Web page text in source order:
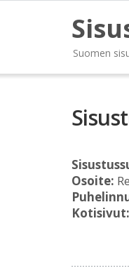
Suomen
Osoite:
Kotisivut: